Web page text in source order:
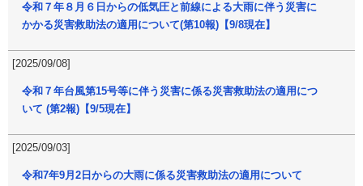
令和７年８月６日からの低気圧と前線による大雨に伴う災害に
かかる災害救助法の適用について(第10報)【9/8現在】
[2025/09/08]
令和７年台風第15号等に伴う災害に係る災害救助法の適用につ
いて (第2報)【9/5現在】
[2025/09/03]
令和7年9月2日からの大雨に係る災害救助法の適用について